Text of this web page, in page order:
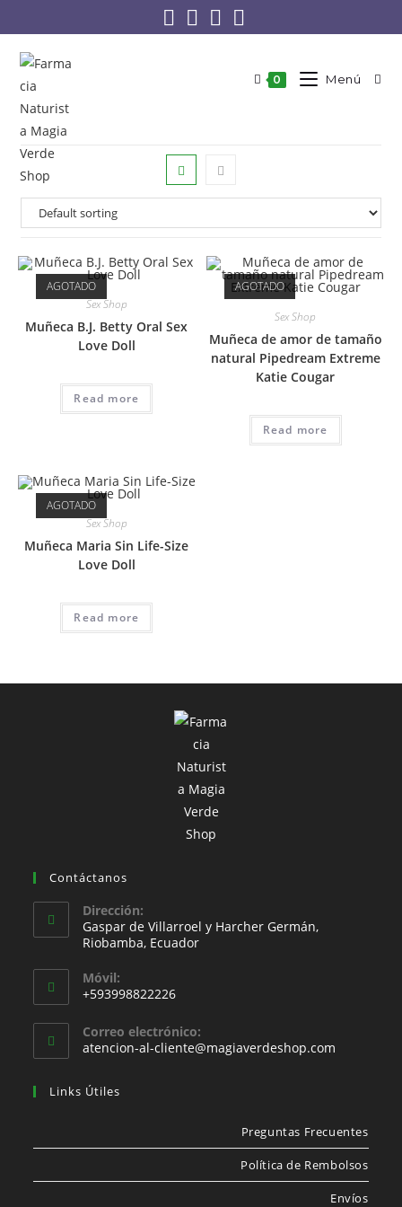
0 Menú
AGOTADO
Sex Shop
Muñeca B.J. Betty Oral Sex
Love Doll
Read more
AGOTADO
Sex Shop
Muñeca de amor de tamaño
natural Pipedream Extreme
Katie Cougar
Read more
AGOTADO
Sex Shop
Muñeca Maria Sin Life-Size
Love Doll
Read more
Contáctanos
Dirección:
Gaspar de Villarroel y Harcher Germán,
Riobamba, Ecuador
Móvil:
+593998822226
Correo electrónico:
atencion-al-cliente@magiaverdeshop.com
Links Útiles
Preguntas Frecuentes
Política de Rembolsos
Envíos